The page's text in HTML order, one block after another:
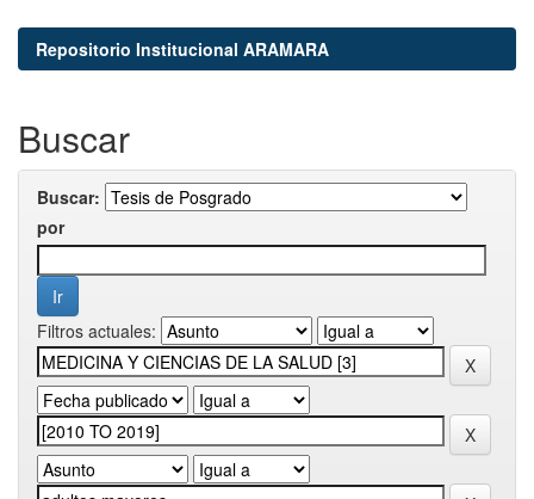
Repositorio Institucional ARAMARA
Buscar
Buscar:
por
Filtros actuales: